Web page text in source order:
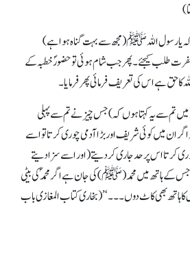
یا رسول اللہ ﷺ( مجھ سے بہت گنا ہ ہوا ہے)
طلب کیجئے۔ پھر جب شام ہوئی تو حضورؐ خطبہ کے
حق ہے اس کی تعریف فرمائی پھر فرمایا۔
تم سے یہ کہتاہوں کہ) جس چیز نے تم سے پہلی
ان میں کوئی شریف اور بڑا آدمی چوری کرتا تو اسے
کرتا اس پر حد جاری کردیتے( اور اسے سزا دیتے
کے ہاتھ میں محمد(ﷺ) کی جان ہے اگر محمدؐ کی بیٹی
ہاتھ بھی کاٹ دوں ۔ ۔ ۔ ‘’(بخاری کتاب المغازی باب